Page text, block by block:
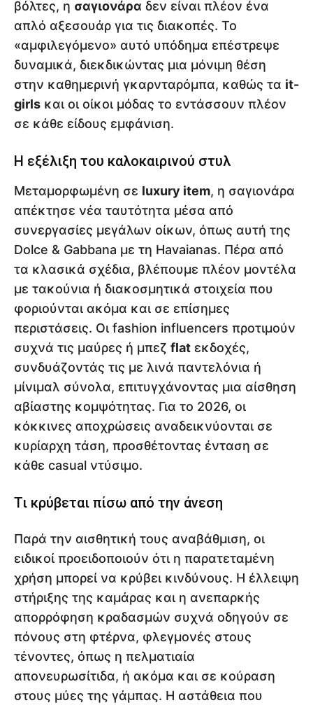
βόλτες, η σαγιονάρα δεν είναι πλέον ένα
απλό αξεσουάρ για τις διακοπές. Το
«αμφιλεγόμενο» αυτό υπόδημα επέστρεψε
δυναμικά, διεκδικώντας μια μόνιμη θέση
στην καθημερινή γκαρνταρόμπα, καθώς τα it-
girls και οι οίκοι μόδας το εντάσσουν πλέον
σε κάθε είδους εμφάνιση.
Η εξέλιξη του καλοκαιρινού στυλ
Μεταμορφωμένη σε luxury item, η σαγιονάρα
απέκτησε νέα ταυτότητα μέσα από
συνεργασίες μεγάλων οίκων, όπως αυτή της
Dolce & Gabbana με τη Havaianas. Πέρα από
τα κλασικά σχέδια, βλέπουμε πλέον μοντέλα
με τακούνια ή διακοσμητικά στοιχεία που
φοριούνται ακόμα και σε επίσημες
περιστάσεις. Οι fashion influencers προτιμούν
συχνά τις μαύρες ή μπεζ flat εκδοχές,
συνδυάζοντάς τις με λινά παντελόνια ή
μίνιμαλ σύνολα, επιτυγχάνοντας μια αίσθηση
αβίαστης κομψότητας. Για το 2026, οι
κόκκινες αποχρώσεις αναδεικνύονται σε
κυρίαρχη τάση, προσθέτοντας ένταση σε
κάθε casual ντύσιμο.
Τι κρύβεται πίσω από την άνεση
Παρά την αισθητική τους αναβάθμιση, οι
ειδικοί προειδοποιούν ότι η παρατεταμένη
χρήση μπορεί να κρύβει κινδύνους. Η έλλειψη
στήριξης της καμάρας και η ανεπαρκής
απορρόφηση κραδασμών συχνά οδηγούν σε
πόνους στη φτέρνα, φλεγμονές στους
τένοντες, όπως η πελματιαία
απονευρωσίτιδα, ή ακόμα και σε κούραση
στους μύες της γάμπας. Η αστάθεια που